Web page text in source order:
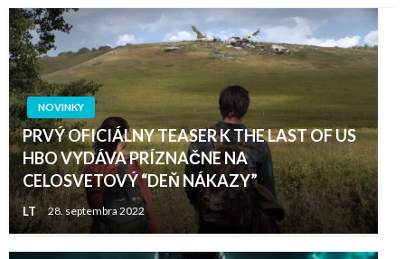
NOVINKY
PRVÝ OFICIÁLNY TEASER K THE LAST OF US
HBO VYDÁVA PRÍZNAČNE NA
CELOSVETOVÝ “DEŇ NÁKAZY”
LT 28. septembra 2022